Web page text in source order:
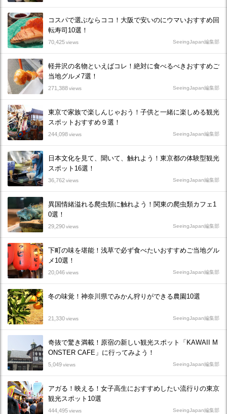
コスパで選ぶならココ！大阪で安いのにウマいおすすめ回
転寿司10選！
70,425views SeeingJapan編集部
軽井沢の名物といえばコレ！絶対に食べるべきおすすめご
当地グルメ7選！
271,388views SeeingJapan編集部
東京で家族で楽しんじゃおう！子供と一緒に楽しめる観光
スポットおすすめ９選！
244,098views SeeingJapan編集部
日本文化を見て、聞いて、触れよう！東京都の体験型観光
スポット16選！
36,762views SeeingJapan編集部
異国情緒溢れる爬虫類に触れよう！関東の爬虫類カフェ1
0選！
29,290views SeeingJapan編集部
下町の味を堪能！浅草で必ず食べたいおすすめご当地グル
メ10選！
20,046views SeeingJapan編集部
冬の味覚！神奈川県でみかん狩りができる農園10選
21,330views SeeingJapan編集部
奇抜で驚き満載！原宿の新しい観光スポット「KAWAII M
ONSTER CAFE」に行ってみよう！
5,049views SeeingJapan編集部
アガる！映える！女子高生におすすめしたい流行りの東京
観光スポット10選
444,495views SeeingJapan編集部